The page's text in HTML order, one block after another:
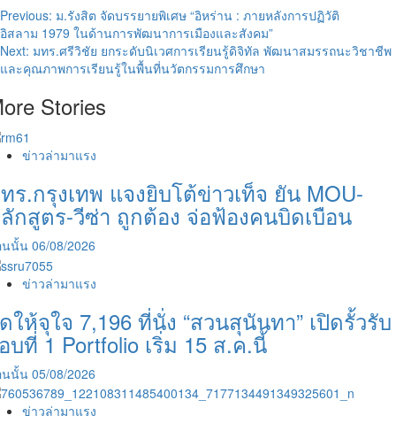
Post
navigation
Previous: ม.รังสิต จัดบรรยายพิเศษ “อิหร่าน : ภายหลังการปฏิวัติ
อิสลาม 1979 ในด้านการพัฒนาการเมืองและสังคม”
Next: มทร.ศรีวิชัย ยกระดับนิเวศการเรียนรู้ดิจิทัล พัฒนาสมรรถนะวิชาชีพ
และคุณภาพการเรียนรู้ในพื้นที่นวัตกรรมการศึกษา
Stories
ข่าวล่ามาแรง
ร.กรุงเทพ แจงยิบโต้ข่าวเท็จ ยัน MOU-
กสูตร-วีซ่า ถูกต้อง จ่อฟ้องคนบิดเบือน
นนั้น 06/08/2026
ข่าวล่ามาแรง
ให้จุใจ 7,196 ที่นั่ง “สวนสุนันทา” เปิดรั้วรับ
บที่ 1 Portfolio เริ่ม 15 ส.ค.นี้
นนั้น 05/08/2026
ข่าวล่ามาแรง